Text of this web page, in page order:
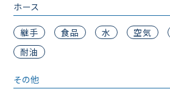
ホース
継手 食品 水 空気
耐油
その他